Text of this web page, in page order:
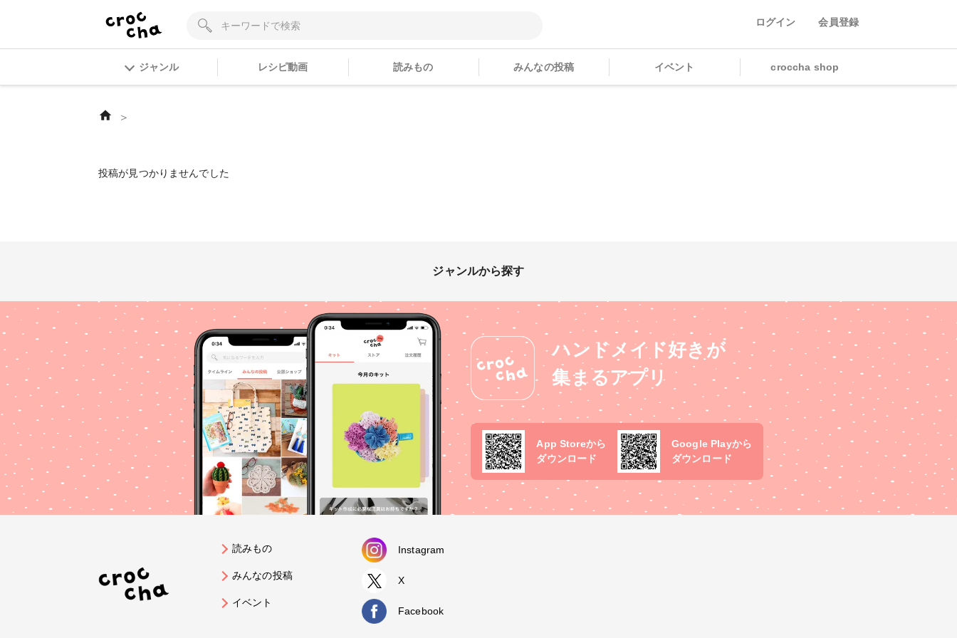
ログイン 会員登録
ジャンル レシピ動画 読みもの みんなの投稿 イベント croccha shop
＞
投稿が見つかりませんでした
ジャンルから探す
ハンドメイド好きが
集まるアプリ
App Storeから
ダウンロード
Google Playから
ダウンロード
読みもの
みんなの投稿
イベント
Instagram
X
Facebook